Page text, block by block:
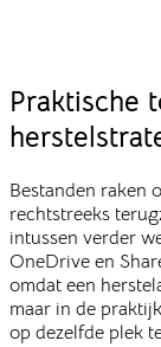
Praktische
Bestanden raken
rechtstreeks
intussen verder
OneDrive en
omdat een
maar in de
op dezelfde plek